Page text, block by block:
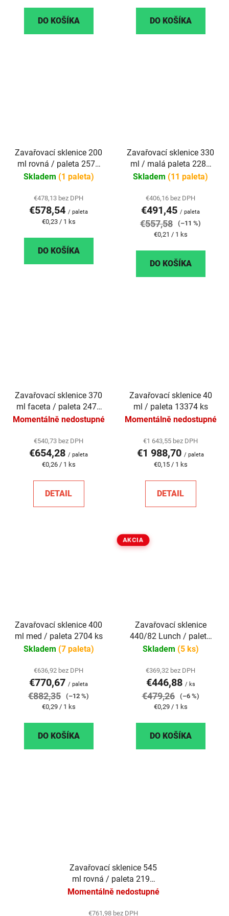
DO KOŠÍKA DO KOŠÍKA
Zavařovací sklenice 200
ml rovná / paleta 2570
ks
Skladem (1 paleta)
€478,13 bez DPH
€578,54 / paleta
Jednotková
€0,23 / 1 ks
DO KOŠÍKA
Zavařovací sklenice 330
ml / malá paleta 2288
ks
Skladem (11 paleta)
€406,16 bez DPH
€491,45 / paleta
€557,58
(–11 %)
Jednotková
€0,21 / 1 ks
DO KOŠÍKA
Zavařovací sklenice 370
ml faceta / paleta 2475
ks
Momentálně nedostupné
€540,73 bez DPH
€654,28 / paleta
Jednotková
€0,26 / 1 ks
DETAIL
Zavařovací sklenice 40
ml / paleta 13374 ks
Momentálně nedostupné
€1 643,55 bez DPH
€1 988,70 / paleta
Jednotková
€0,15 / 1 ks
DETAIL
Zavařovací sklenice 400
ml med / paleta 2704 ks
Skladem (7 paleta)
€636,92 bez DPH
€770,67 / paleta
€882,35
(–12 %)
Jednotková
€0,29 / 1 ks
DO KOŠÍKA
AKCIA
Zavařovací sklenice
440/82 Lunch / paleta
1568 ks
Skladem (5 ks)
€369,32 bez DPH
€446,88 / ks
€479,26
(–6 %)
Jednotková
€0,29 / 1 ks
DO KOŠÍKA
Zavařovací sklenice 545
ml rovná / paleta 2197
ks
Momentálně nedostupné
€761,98 bez DPH